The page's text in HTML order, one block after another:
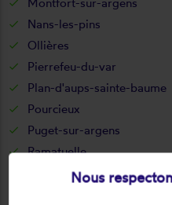
Nans-les-pins
Ollières
Pierrefeu-du-var
Plan-d'aups-sainte-baume
Pourcieux
Puget-sur-argens
Ramatuelle
Nous